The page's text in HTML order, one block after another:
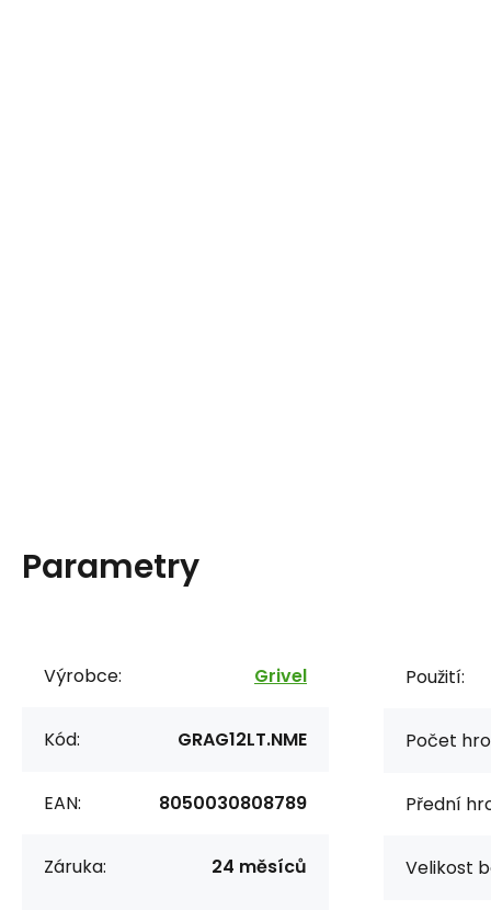
Parametry
Výrobce: Grivel
Kód: GRAG12LT.NME
EAN: 8050030808789
Záruka: 24 měsíců
Použití:
Počet
Přední
Velikost